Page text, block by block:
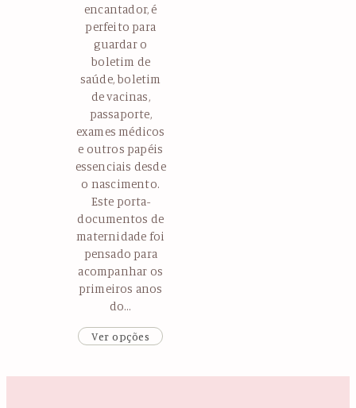
encantador, é
perfeito para
guardar o
boletim de
saúde, boletim
de vacinas,
passaporte,
exames médicos
e outros papéis
essenciais desde
o nascimento.
Este porta-
documentos de
maternidade foi
pensado para
acompanhar os
primeiros anos
do…
Ver opções